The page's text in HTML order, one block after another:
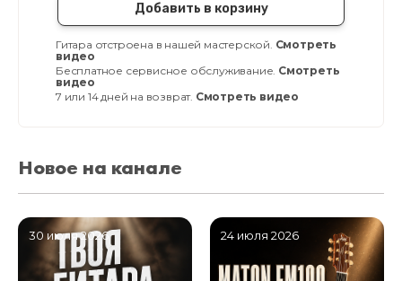
Добавить в корзину
Гитара отстроена в нашей мастерской. Смотреть
видео
Бесплатное сервисное обслуживание. Смотреть
видео
7 или 14 дней на возврат. Смотреть видео
Новое на канале
30 июля 2026 24 июля 2026